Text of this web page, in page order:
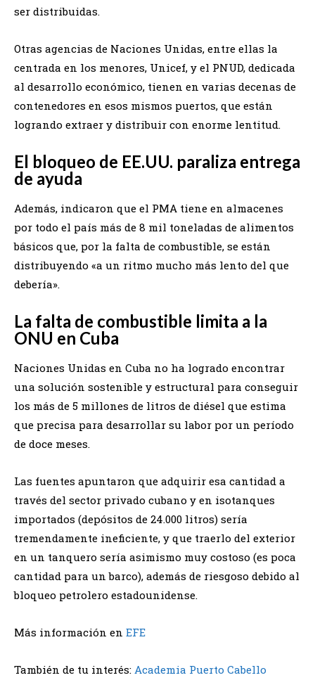
ser distribuidas.
Otras agencias de Naciones Unidas, entre ellas la
centrada en los menores, Unicef, y el PNUD, dedicada
al desarrollo económico, tienen en varias decenas de
contenedores en esos mismos puertos, que están
logrando extraer y distribuir con enorme lentitud.
El bloqueo de EE.UU. paraliza entrega
de ayuda
Además, indicaron que el PMA tiene en almacenes
por todo el país más de 8 mil toneladas de alimentos
básicos que, por la falta de combustible, se están
distribuyendo «a un ritmo mucho más lento del que
debería».
La falta de combustible limita a la
ONU en Cuba
Naciones Unidas en Cuba no ha logrado encontrar
una solución sostenible y estructural para conseguir
los más de 5 millones de litros de diésel que estima
que precisa para desarrollar su labor por un período
de doce meses.
Las fuentes apuntaron que adquirir esa cantidad a
través del sector privado cubano y en isotanques
importados (depósitos de 24.000 litros) sería
tremendamente ineficiente, y que traerlo del exterior
en un tanquero sería asimismo muy costoso (es poca
cantidad para un barco), además de riesgoso debido al
bloqueo petrolero estadounidense.
Más información en EFE
También de tu interés: Academia Puerto Cabello